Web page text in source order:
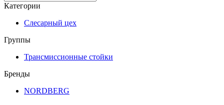
Категории
Слесарный цех
Группы
Трансмиссионные стойки
Бренды
NORDBERG